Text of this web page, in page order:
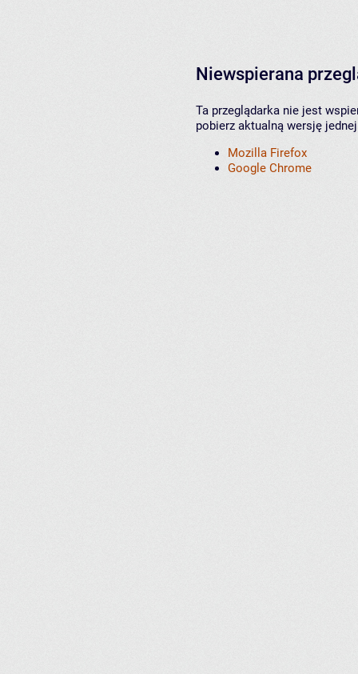
Niewspierana
Ta przeglądarka nie jest
pobierz aktualną wersję
Mozilla Firefox
Google Chrome